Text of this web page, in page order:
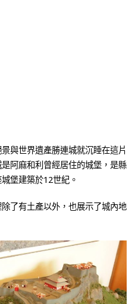
與世界遺產勝連城就沉睡在這片
阿麻和利曾經居住的城堡，是縣
堡建築於12世紀。
了有土產以外，也展示了城內地